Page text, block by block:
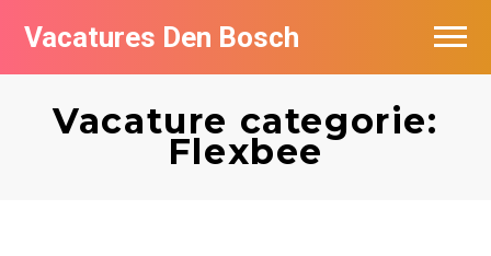
Vacatures Den Bosch
Vacature categorie:
Flexbee
Vacatures per bedrijf in Den Bosch
De populairste vacatures in Den Bosch